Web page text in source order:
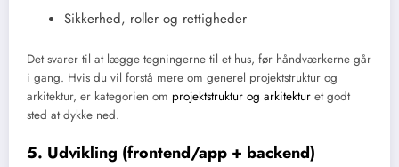
Sikkerhed, roller og rettigheder
Det svarer til at lægge tegningerne til et hus, før håndværkerne går
i gang. Hvis du vil forstå mere om generel projektstruktur og
arkitektur, er kategorien om projektstruktur og arkitektur et godt
sted at dykke ned.
5. Udvikling (frontend/app + backend)